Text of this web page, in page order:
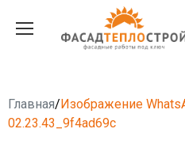
Главная/Изображение
02.23.43_9f4ad69c